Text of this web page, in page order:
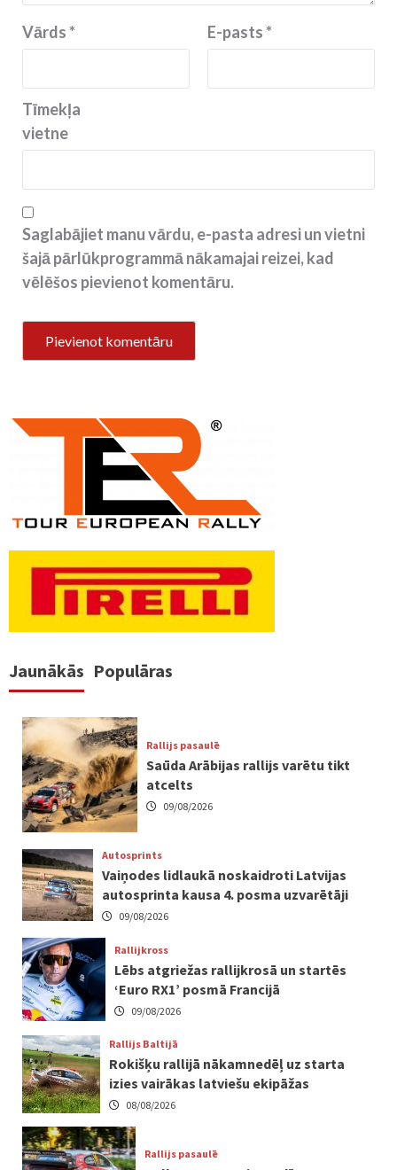
Vārds* E-pasts*
Tīmekļa
vietne
Saglabājiet manu vārdu, e-pasta adresi un vietni
šajā pārlūkprogrammā nākamajai reizei, kad
vēlēšos pievienot komentāru.
Jaunākās Populāras
Rallijs pasaulē
Saūda Arābijas rallijs varētu tikt
atcelts
09/08/2026
Autosprints
Vaiņodes lidlaukā noskaidroti Latvijas
autosprinta kausa 4. posma uzvarētāji
09/08/2026
Rallijkross
Lēbs atgriežas rallijkrosā un startēs
‘Euro RX1’ posmā Francijā
09/08/2026
Rallijs Baltijā
Rokišķu rallijā nākamnedēļ uz starta
izies vairākas latviešu ekipāžas
08/08/2026
Rallijs pasaulē